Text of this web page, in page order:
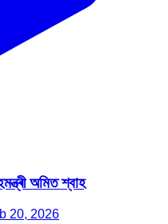
অমিত শ্বাহ
20, 2026